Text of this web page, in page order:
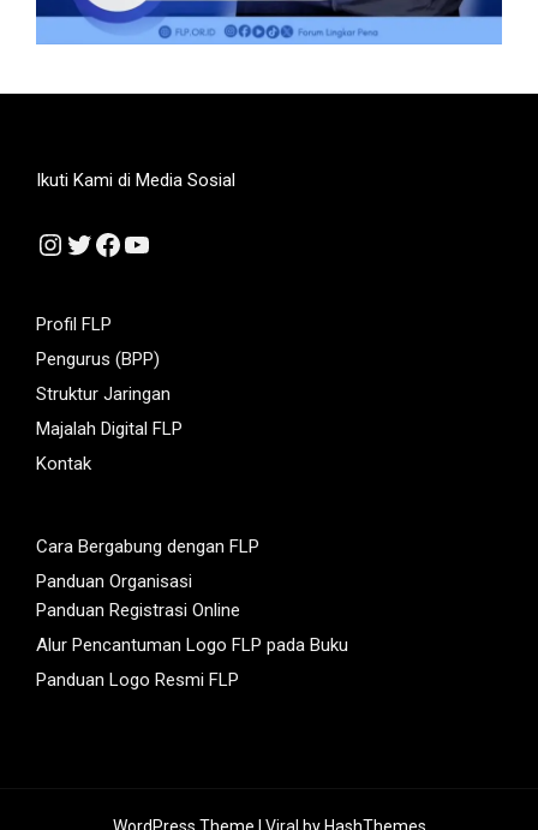
Ikuti Kami di Media Sosial
Instagram
Twitter
Facebook
YouTube
Profil FLP
Pengurus (BPP)
Struktur Jaringan
Majalah Digital FLP
Kontak
Cara Bergabung dengan FLP
Panduan Organisasi
Panduan Registrasi Online
Alur Pencantuman Logo FLP pada Buku
Panduan Logo Resmi FLP